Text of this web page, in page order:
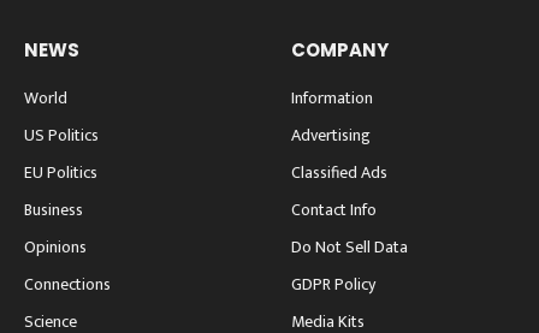
NEWS
World
US Politics
EU Politics
Business
Opinions
Connections
Science
COMPANY
Information
Advertising
Classified Ads
Contact Info
Do Not Sell Data
GDPR Policy
Media Kits